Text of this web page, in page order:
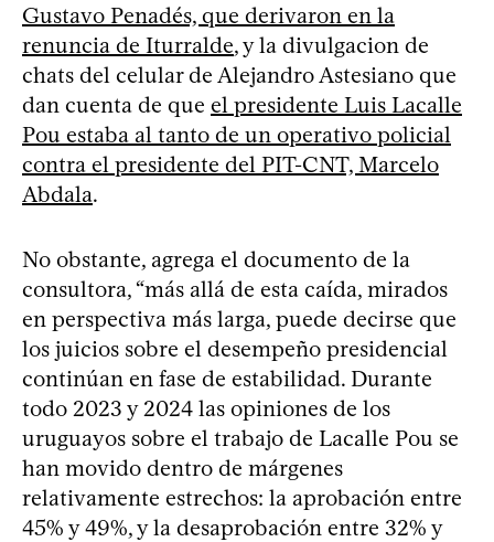
Gustavo Penadés, que derivaron en la
renuncia de Iturralde, y la divulgacion de
chats del celular de Alejandro Astesiano que
dan cuenta de que el presidente Luis Lacalle
Pou estaba al tanto de un operativo policial
contra el presidente del PIT-CNT, Marcelo
Abdala.
No obstante, agrega el documento de la
consultora, “más allá de esta caída, mirados
en perspectiva más larga, puede decirse que
los juicios sobre el desempeño presidencial
continúan en fase de estabilidad. Durante
todo 2023 y 2024 las opiniones de los
uruguayos sobre el trabajo de Lacalle Pou se
han movido dentro de márgenes
relativamente estrechos: la aprobación entre
45% y 49%, y la desaprobación entre 32% y